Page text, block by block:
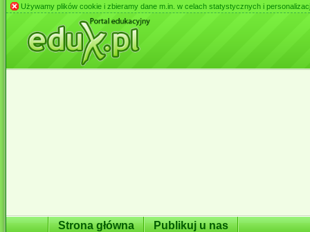
Używamy plików cookie i zbieramy dane m.in. w celach statystycznych i
Strona główna Publikuj u nas